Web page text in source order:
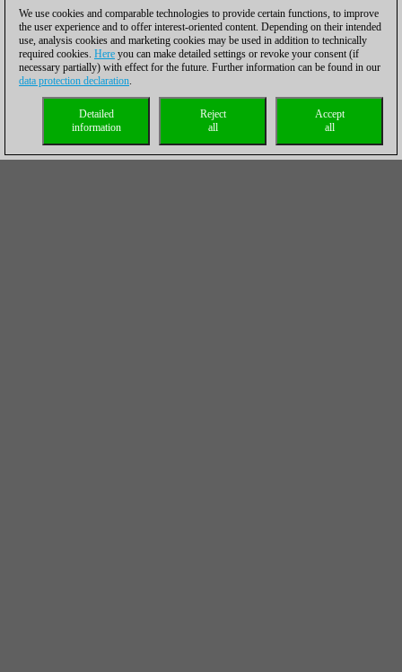
We use cookies and comparable technologies to provide certain functions, to improve
the user experience and to offer interest-oriented content. Depending on their intended
use, analysis cookies and marketing cookies may be used in addition to technically
required cookies. Here you can make detailed settings or revoke your consent (if
necessary partially) with effect for the future. Further information can be found in our
data protection declaration.
Accept
all
Reject
all
Detailed
information